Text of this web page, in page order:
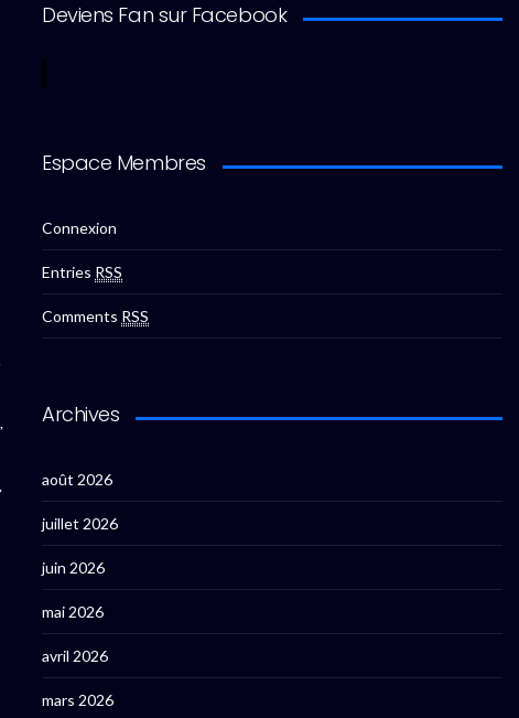
Deviens Fan sur Facebook
Espace Membres
Connexion
Entries RSS
Comments RSS
Archives
août 2026
juillet 2026
juin 2026
mai 2026
avril 2026
mars 2026